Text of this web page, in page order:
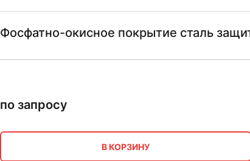
Фосфатно-окисное покрытие сталь
по запросу
В КОРЗИНУ